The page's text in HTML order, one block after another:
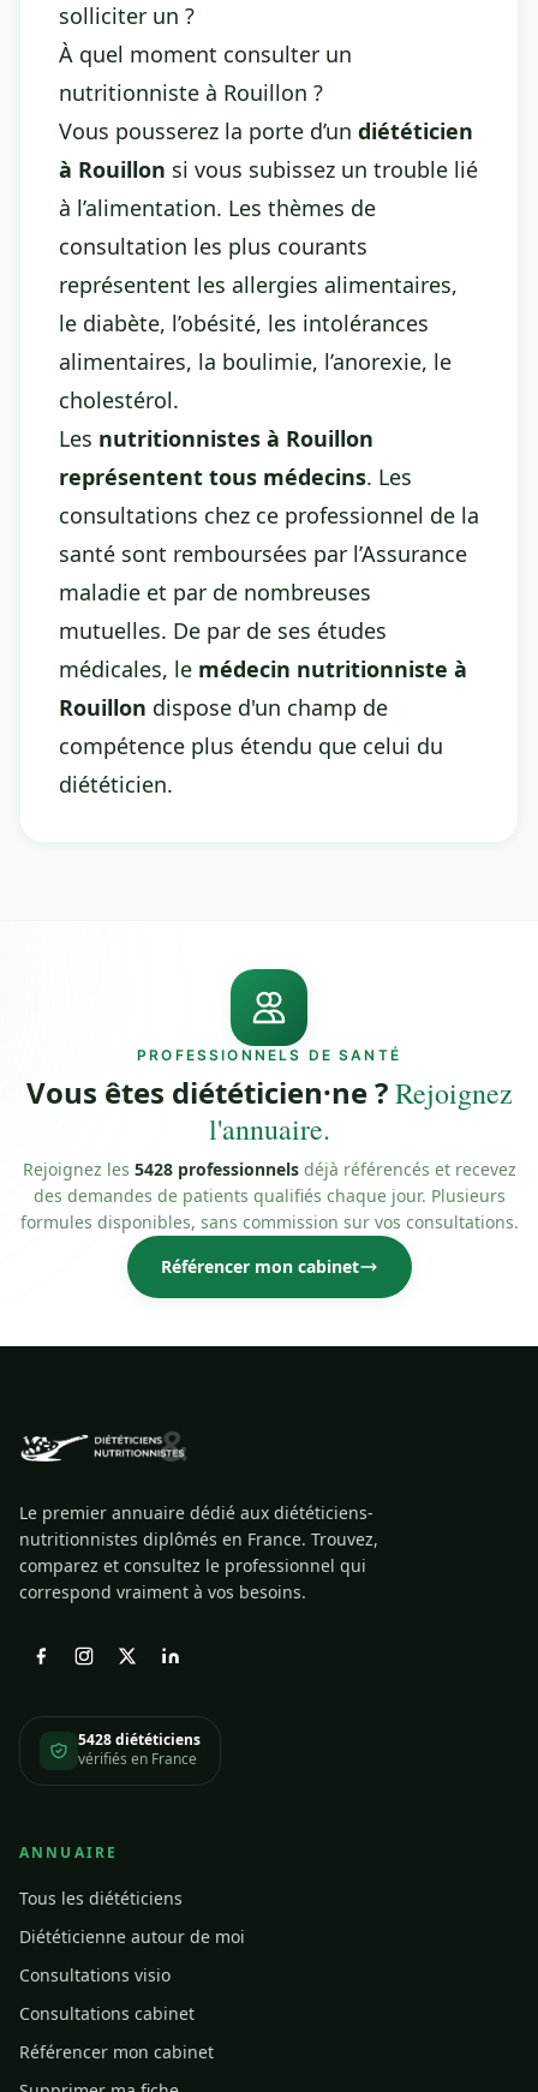
solliciter un ?
À quel moment consulter un
nutritionniste à Rouillon ?
Vous pousserez la porte d’un diététicien
à Rouillon si vous subissez un trouble lié
à l’alimentation. Les thèmes de
consultation les plus courants
représentent les allergies alimentaires,
le diabète, l’obésité, les intolérances
alimentaires, la boulimie, l’anorexie, le
cholestérol.
Les nutritionnistes à Rouillon
représentent tous médecins. Les
consultations chez ce professionnel de la
santé sont remboursées par l’Assurance
maladie et par de nombreuses
mutuelles. De par de ses études
médicales, le médecin nutritionniste à
Rouillon dispose d'un champ de
compétence plus étendu que celui du
diététicien.
PROFESSIONNELS DE SANTÉ
Vous êtes diététicien·ne ?Rejoignez
l'annuaire.
Rejoignez les 5428 professionnelsdéjà référencés et recevez
des demandes de patients qualifiés chaque jour. Plusieurs
formules disponibles, sans commission sur vos consultations.
Référencer mon cabinet
Le premier annuaire dédié aux diététiciens-
nutritionnistes diplômés en France. Trouvez,
comparez et consultez le professionnel qui
correspond vraiment à vos besoins.
5428 diététiciens
vérifiés en France
ANNUAIRE
Tous les diététiciens
Diététicienne autour de moi
Consultations visio
Consultations cabinet
Référencer mon cabinet